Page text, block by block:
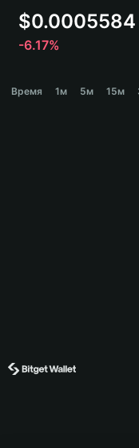
Español
Español (Argentina)
$0.0005584
-6.17%
Время 1м 5м 15м